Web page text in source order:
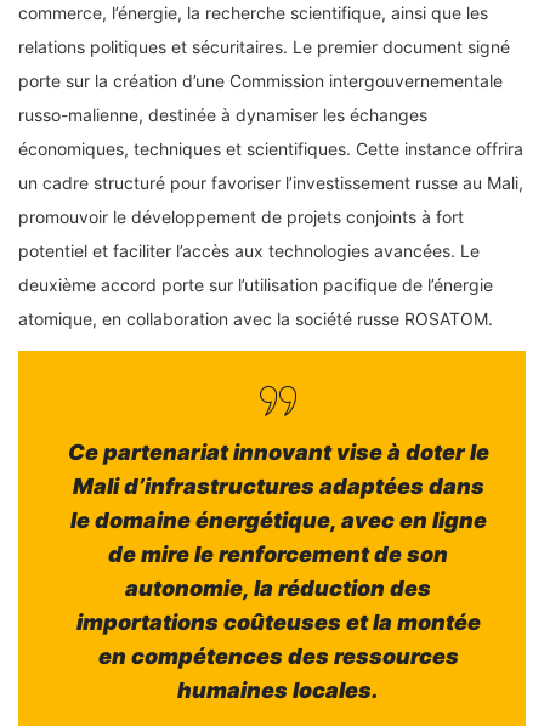
commerce, l’énergie, la recherche scientifique, ainsi que les
relations politiques et sécuritaires. Le premier document signé
porte sur la création d’une Commission intergouvernementale
russo-malienne, destinée à dynamiser les échanges
économiques, techniques et scientifiques. Cette instance offrira
un cadre structuré pour favoriser l’investissement russe au Mali,
promouvoir le développement de projets conjoints à fort
potentiel et faciliter l’accès aux technologies avancées. Le
deuxième accord porte sur l’utilisation pacifique de l’énergie
atomique, en collaboration avec la société russe ROSATOM.
Ce partenariat innovant vise à doter le
Mali d’infrastructures adaptées dans
le domaine énergétique, avec en ligne
de mire le renforcement de son
autonomie, la réduction des
importations coûteuses et la montée
en compétences des ressources
humaines locales.